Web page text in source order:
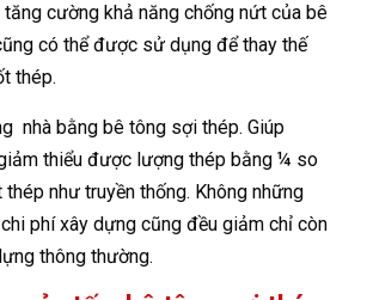
tăng cường khả năng chống nứt của bê
có thể được sử dụng để thay thế
thép.
nhà bằng bê tông sợi thép. Giúp
thiểu được lượng thép bằng ¼ so
như truyền thống. Không những
phí xây dựng cũng đều giảm chỉ còn
thông thường.